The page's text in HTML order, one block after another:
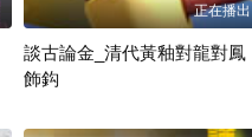
正在播出
談古論金_清代黃釉對龍對鳳
飾鈎